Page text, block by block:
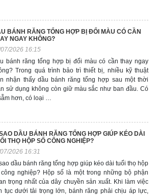
BÁNH RĂNG TỔNG HỢP BỊ ĐỔI MÀU CÓ CẦN
NGAY KHÔNG?
2026 16:15
bánh răng tổng hợp bị đổi màu có cần thay ngay
Trong quá trình bảo trì thiết bị, nhiều kỹ thuật
nhận thấy dầu bánh răng tổng hợp sau một thời
sử dụng không còn giữ màu sắc như ban đầu. Có
hơn, có loại …
DẦU BÁNH RĂNG TỔNG HỢP GIÚP KÉO DÀI
THỌ HỘP SỐ CÔNG NGHIỆP?
2026 16:31
dầu bánh răng tổng hợp giúp kéo dài tuổi thọ hộp
nghiệp? Hộp số là một trong những bộ phận
trọng nhất của dây chuyền sản xuất. Khi làm việc
tục dưới tải trọng lớn, bánh răng phải chịu áp lực,